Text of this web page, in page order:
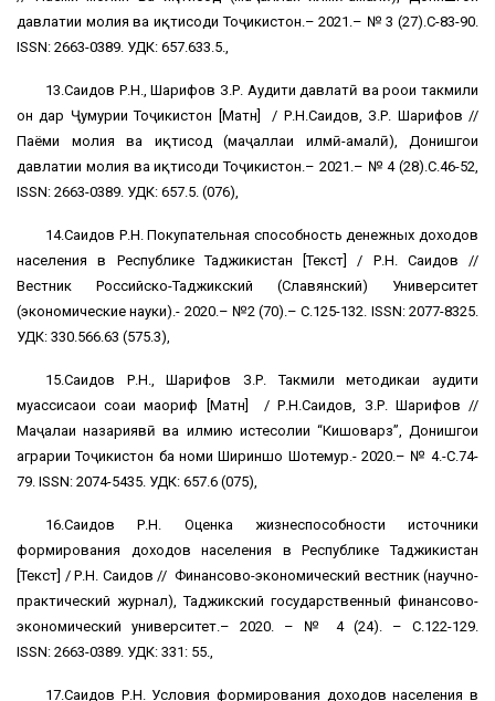
давлатии молия ва иқтисоди Тоҷикистон.– 2021.– № 3 (27).С-83-90.
ISSN: 2663-0389. УДК: 657.633.5.,
13.Саидов Р.Н., Шарифов З.Р. Аудити давлатӣ ва роҳҳои такмили
он дар Ҷумҳурии Тоҷикистон [Матн] / Р.Н.Саидов, З.Р. Шарифов //
Паёми молия ва иқтисод (маҷаллаи илмӣ-амалӣ), Донишгоҳи
давлатии молия ва иқтисоди Тоҷикистон.– 2021.– № 4 (28).С.46-52,
ISSN: 2663-0389. УДК: 657.5. (076),
14.Саидов Р.Н. Покупательная способность денежных доходов
населения в Республике Таджикистан [Текст] / Р.Н. Саидов //
Вестник Российско-Таджикский (Славянский) Университет
(экономические науки).- 2020.– №2 (70).– С.125-132. ISSN: 2077-8325.
УДК: 330.566.63 (575.3),
15.Саидов Р.Н., Шарифов З.Р. Такмили методикаи аудити
муассисаҳои соҳаи маориф [Матн] / Р.Н.Саидов, З.Р. Шарифов //
Маҷалаи назариявӣ ва илмию истеҳсолии “Кишоварз”, Донишгоҳи
аграрии Тоҷикистон ба номи Шириншоҳ Шоҳтемур.- 2020.– № 4.-С.74-
79. ISSN: 2074-5435. УДК: 657.6 (075),
16.Саидов Р.Н. Оценка жизнеспособности источники
формирования доходов населения в Республике Таджикистан
[Текст] / Р.Н. Саидов // Финансово-экономический вестник (научно-
практический журнал), Таджикский государственный финансово-
экономический университет.– 2020. – № 4 (24). – С.122-129.
ISSN: 2663-0389. УДК: 331: 55.,
17.Саидов Р.Н. Условия формирования доходов населения в